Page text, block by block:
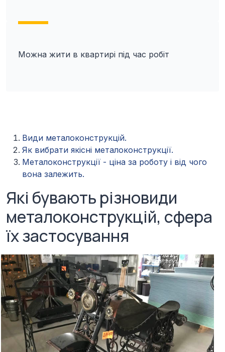
Можна жити в квартирі під час робіт
Види металоконструкцій.
Як вибрати якісні металоконструкції.
Металоконструкції - ціна за роботу і від чого
вона залежить.
Які бувають різновиди
металоконструкцій, сфера
їх застосування